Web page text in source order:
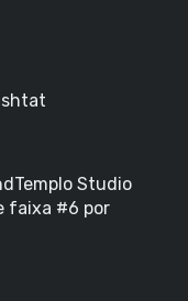
Studio
faixa #6 por